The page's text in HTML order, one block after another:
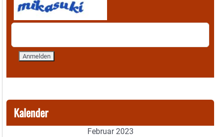
Kalender
Februar 2023